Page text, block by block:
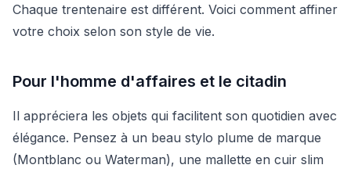
Chaque trentenaire est différent. Voici comment affiner
votre choix selon son style de vie.
Pour l'homme d'affaires et le citadin
Il appréciera les objets qui facilitent son quotidien avec
élégance. Pensez à un beau stylo plume de marque
(Montblanc ou Waterman), une mallette en cuir slim